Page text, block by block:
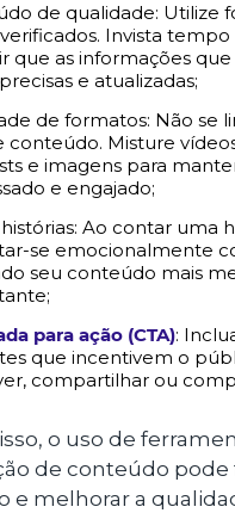
de qualidade: Utilize
Invista tempo
que as informações
e atualizadas;
de formatos: Não se
conteúdo. Misture
e imagens para
e engajado;
Ao contar uma
se emocionalmente
seu conteúdo mais
para ação (CTA):
que incentivem o
compartilhar ou
o uso de
de conteúdo pode
e melhorar a